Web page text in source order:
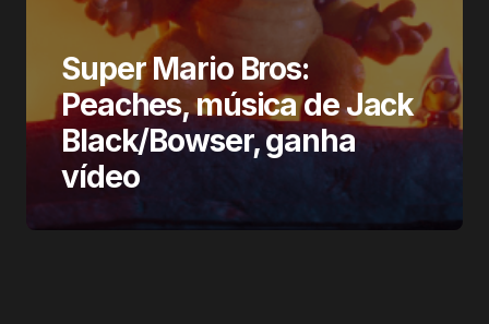
Super Mario Bros:
Peaches, música de Jack
Black/Bowser, ganha
vídeo